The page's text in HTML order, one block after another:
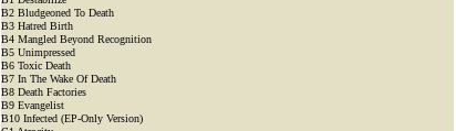
B2 Bludgeoned To Death
B3 Hatred Birth
B4 Mangled Beyond Recognition
B5 Unimpressed
B6 Toxic Death
B7 In The Wake Of Death
B8 Death Factories
B9 Evangelist
B10 Infected (EP-Only Version)